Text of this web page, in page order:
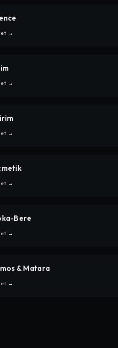
CARPE
→
→
CARPE
→
CARPE
→
CARPE
BERE
Bere
→
CARPE
& MATARA
& Matara
→